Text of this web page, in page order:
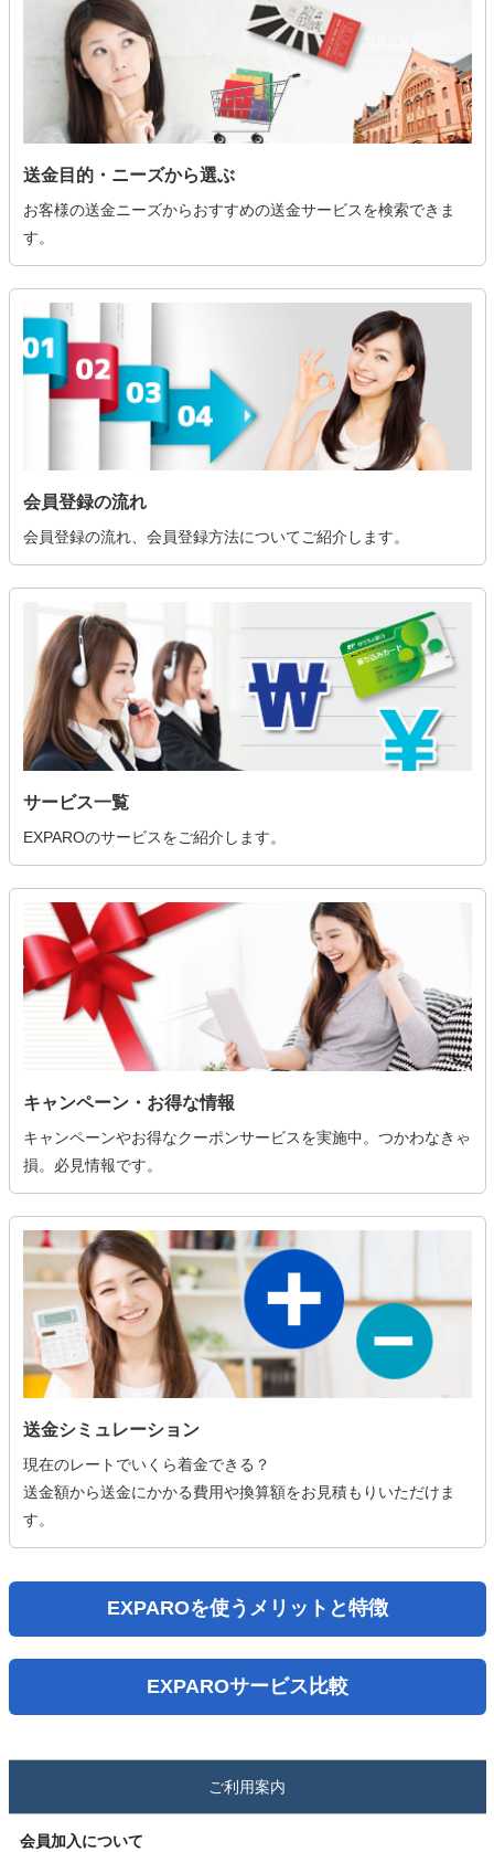
送金目的・ニーズから選ぶ
お客様の送金ニーズからおすすめの送金サービスを検索できま
す。
会員登録の流れ
会員登録の流れ、会員登録方法についてご紹介します。
サービス一覧
EXPAROのサービスをご紹介します。
キャンペーン・お得な情報
キャンペーンやお得なクーポンサービスを実施中。つかわなきゃ
損。必見情報です。
送金シミュレーション
現在のレートでいくら着金できる？
送金額から送金にかかる費用や換算額をお見積もりいただけま
す。
EXPAROを使うメリットと特徴
EXPAROサービス比較
ご利用案内
会員加入について